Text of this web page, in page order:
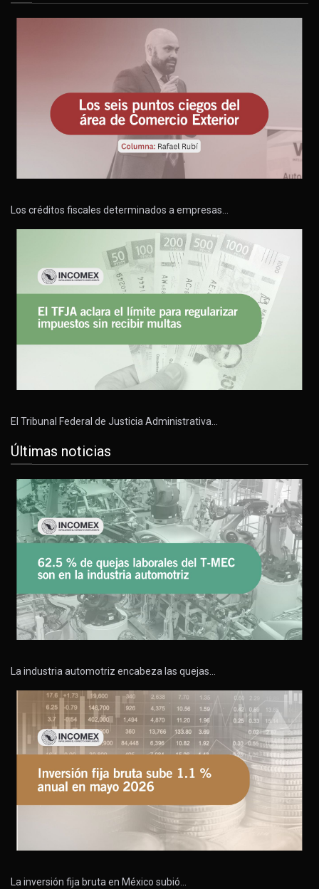
Los créditos fiscales determinados a empresas…
El Tribunal Federal de Justicia Administrativa…
Últimas noticias
La industria automotriz encabeza las quejas…
La inversión fija bruta en México subió…